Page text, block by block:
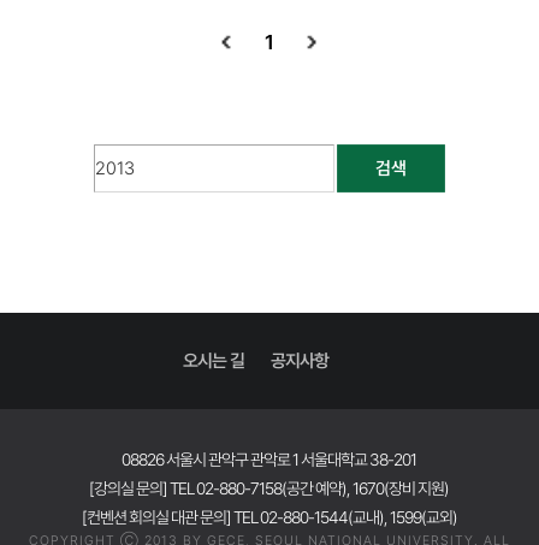
1
검색
오시는 길 공지사항
08826 서울시 관악구 관악로 1 서울대학교 38-201
[강의실 문의] TEL 02-880-7158(공간 예약), 1670(장비 지원)
[컨벤션 회의실 대관 문의] TEL 02-880-1544(교내), 1599(교외)
COPYRIGHT Ⓒ 2013 BY GECE, SEOUL NATIONAL UNIVERSITY. ALL